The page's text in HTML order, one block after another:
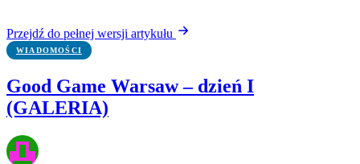
Przejdź do pełnej wersji artykułu
WIADOMOŚCI
Good Game Warsaw – dzień I
(GALERIA)